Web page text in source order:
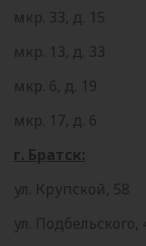
мкр. 33, д. 15
мкр. 13, д. 33
мкр. 6, д. 19
мкр. 17, д. 6
г. Братск:
ул. Крупской, 58
ул. Подбельского,